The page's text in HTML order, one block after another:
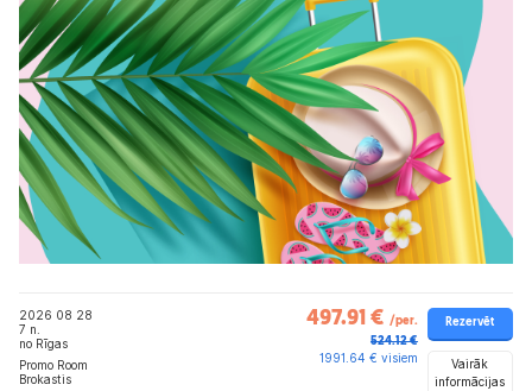
2026 08 28
7 n.
no Rīgas
Promo Room
Brokastis
497.91 € /per.
524.12 €
1991.64 € visiem
Rezervēt
Vairāk
informācijas